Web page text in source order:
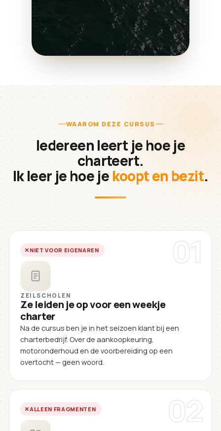
WAAROM DEZE CURSUS
Iedereen leert je hoe je
charteert.
Ik leer je hoe je koopt en bezit.
01
NIET VOOR EIGENAREN
ZEILSCHOLEN
Ze leiden je op voor een weekje
charter
Na de cursus ben je in het seizoen klant bij een
charterbedrijf. Over de aankoopkeuring,
motoronderhoud en de voorbereiding op een
overtocht — geen woord.
02
ALLEEN FRAGMENTEN